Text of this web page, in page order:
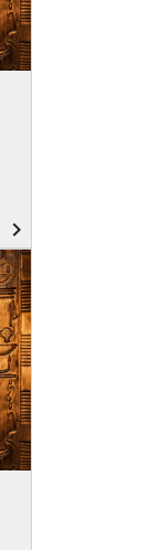
navigate_next